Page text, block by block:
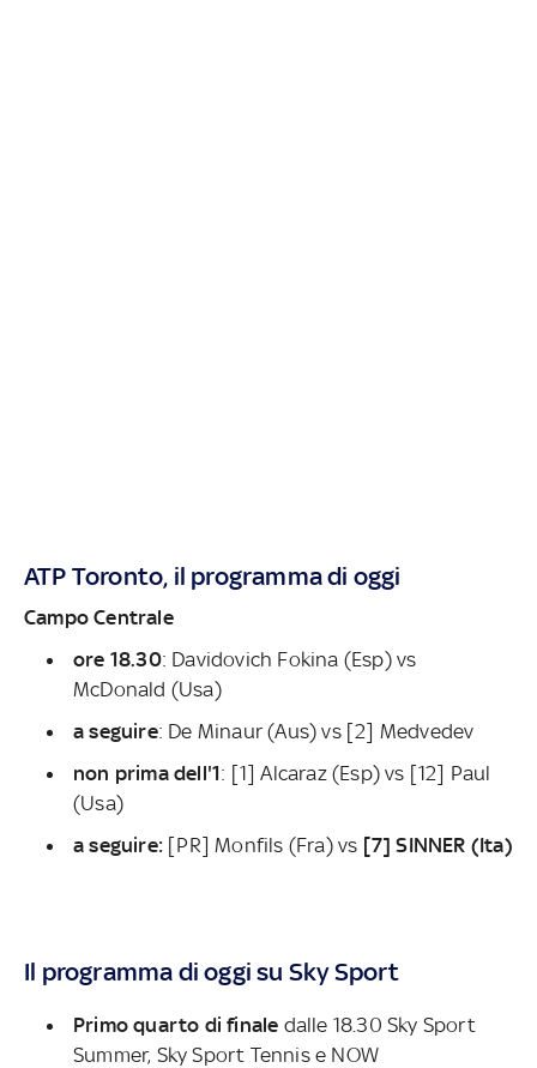
ATP Toronto, il programma di oggi
Campo Centrale
ore 18.30: Davidovich Fokina (Esp) vs
McDonald (Usa)
a seguire: De Minaur (Aus) vs [2] Medvedev
non prima dell'1: [1] Alcaraz (Esp) vs [12] Paul
(Usa)
a seguire: [PR] Monfils (Fra) vs [7] SINNER (Ita)
Il programma di oggi su Sky Sport
Primo quarto di finale dalle 18.30 Sky Sport
Summer, Sky Sport Tennis e NOW